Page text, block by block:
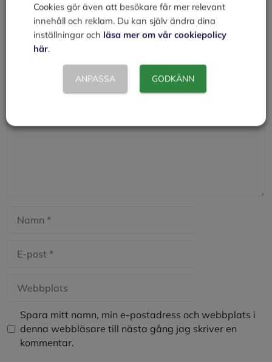
Börja importera
Lämna en kommentar
post
Spara mitt namn, min e-postadress och webbplats i
denna webbläsare till nästa gång jag skriver en
kommentar.
Cookies gör även att besökare får mer relevant
innehåll och reklam. Du kan själv ändra dina
inställningar och läsa mer om vår cookiepolicy
här.
ANPASSA GODKÄNN